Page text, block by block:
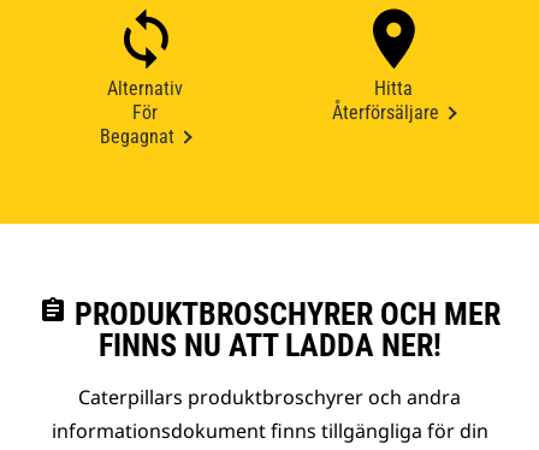
Alternativ
För
Begagnat
Hitta
Återförsäljare
assignment PRODUKTBROSCHYRER OCH MER
FINNS NU ATT LADDA NER!
Caterpillars produktbroschyrer och andra
informationsdokument finns tillgängliga för din